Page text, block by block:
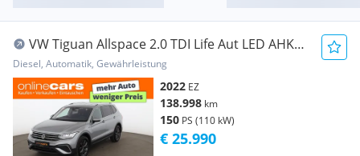
VW Tiguan Allspace 2.0 TDI Life Aut LED AHK
RADAR
Diesel, Automatik, Gewährleistung
2022 EZ
138.998 km
150 PS (110 kW)
€ 25.990